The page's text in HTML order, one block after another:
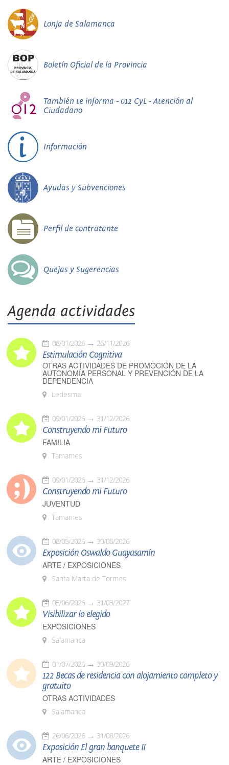
Lonja de Salamanca
Boletín Oficial de la Provincia
También te informa - 012 CyL - Atención al
Ciudadano
Información
Ayudas y Subvenciones
Perfil de contratante
Quejas y Sugerencias
Agenda actividades
08/01/2026 26/11/2026
Estimulación Cognitiva
OTRAS ACTIVIDADES DE PROMOCIÓN DE LA
AUTONOMÍA PERSONAL Y PREVENCIÓN DE LA
DEPENDENCIA
Ledesma
09/01/2026 31/12/2026
Construyendo mi Futuro
FAMILIA
Tamames
09/01/2026 31/12/2026
Construyendo mi Futuro
JUVENTUD
Tamames
08/05/2026 30/08/2026
Exposición Oswaldo Guayasamín
ARTE / EXPOSICIONES
Santa Marta de Tormes
05/06/2026 31/03/2027
Visibilizar lo elegido
EXPOSICIONES
Salamanca
01/07/2026 30/09/2026
122 Becas de residencia con alojamiento completo y
gratuito
OTRAS ACTIVIDADES
Salamanca
26/06/2026 31/08/2026
Exposición El gran banquete II
ARTE / EXPOSICIONES